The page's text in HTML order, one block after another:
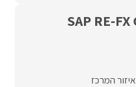
SAP RE-
איזור המרכז